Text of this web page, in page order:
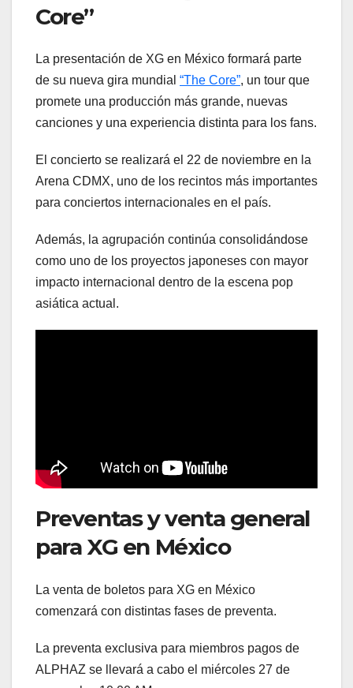
Core”
La presentación de XG en México formará parte
de su nueva gira mundial “The Core”, un tour que
promete una producción más grande, nuevas
canciones y una experiencia distinta para los fans.
El concierto se realizará el 22 de noviembre en la
Arena CDMX, uno de los recintos más importantes
para conciertos internacionales en el país.
Además, la agrupación continúa consolidándose
como uno de los proyectos japoneses con mayor
impacto internacional dentro de la escena pop
asiática actual.
Preventas y venta general
para XG en México
La venta de boletos para XG en México
comenzará con distintas fases de preventa.
La preventa exclusiva para miembros pagos de
ALPHAZ se llevará a cabo el miércoles 27 de